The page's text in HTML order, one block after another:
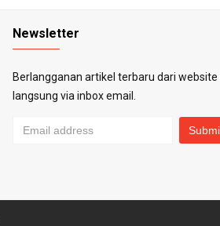
Newsletter
Berlangganan artikel terbaru dari website
langsung via inbox email.